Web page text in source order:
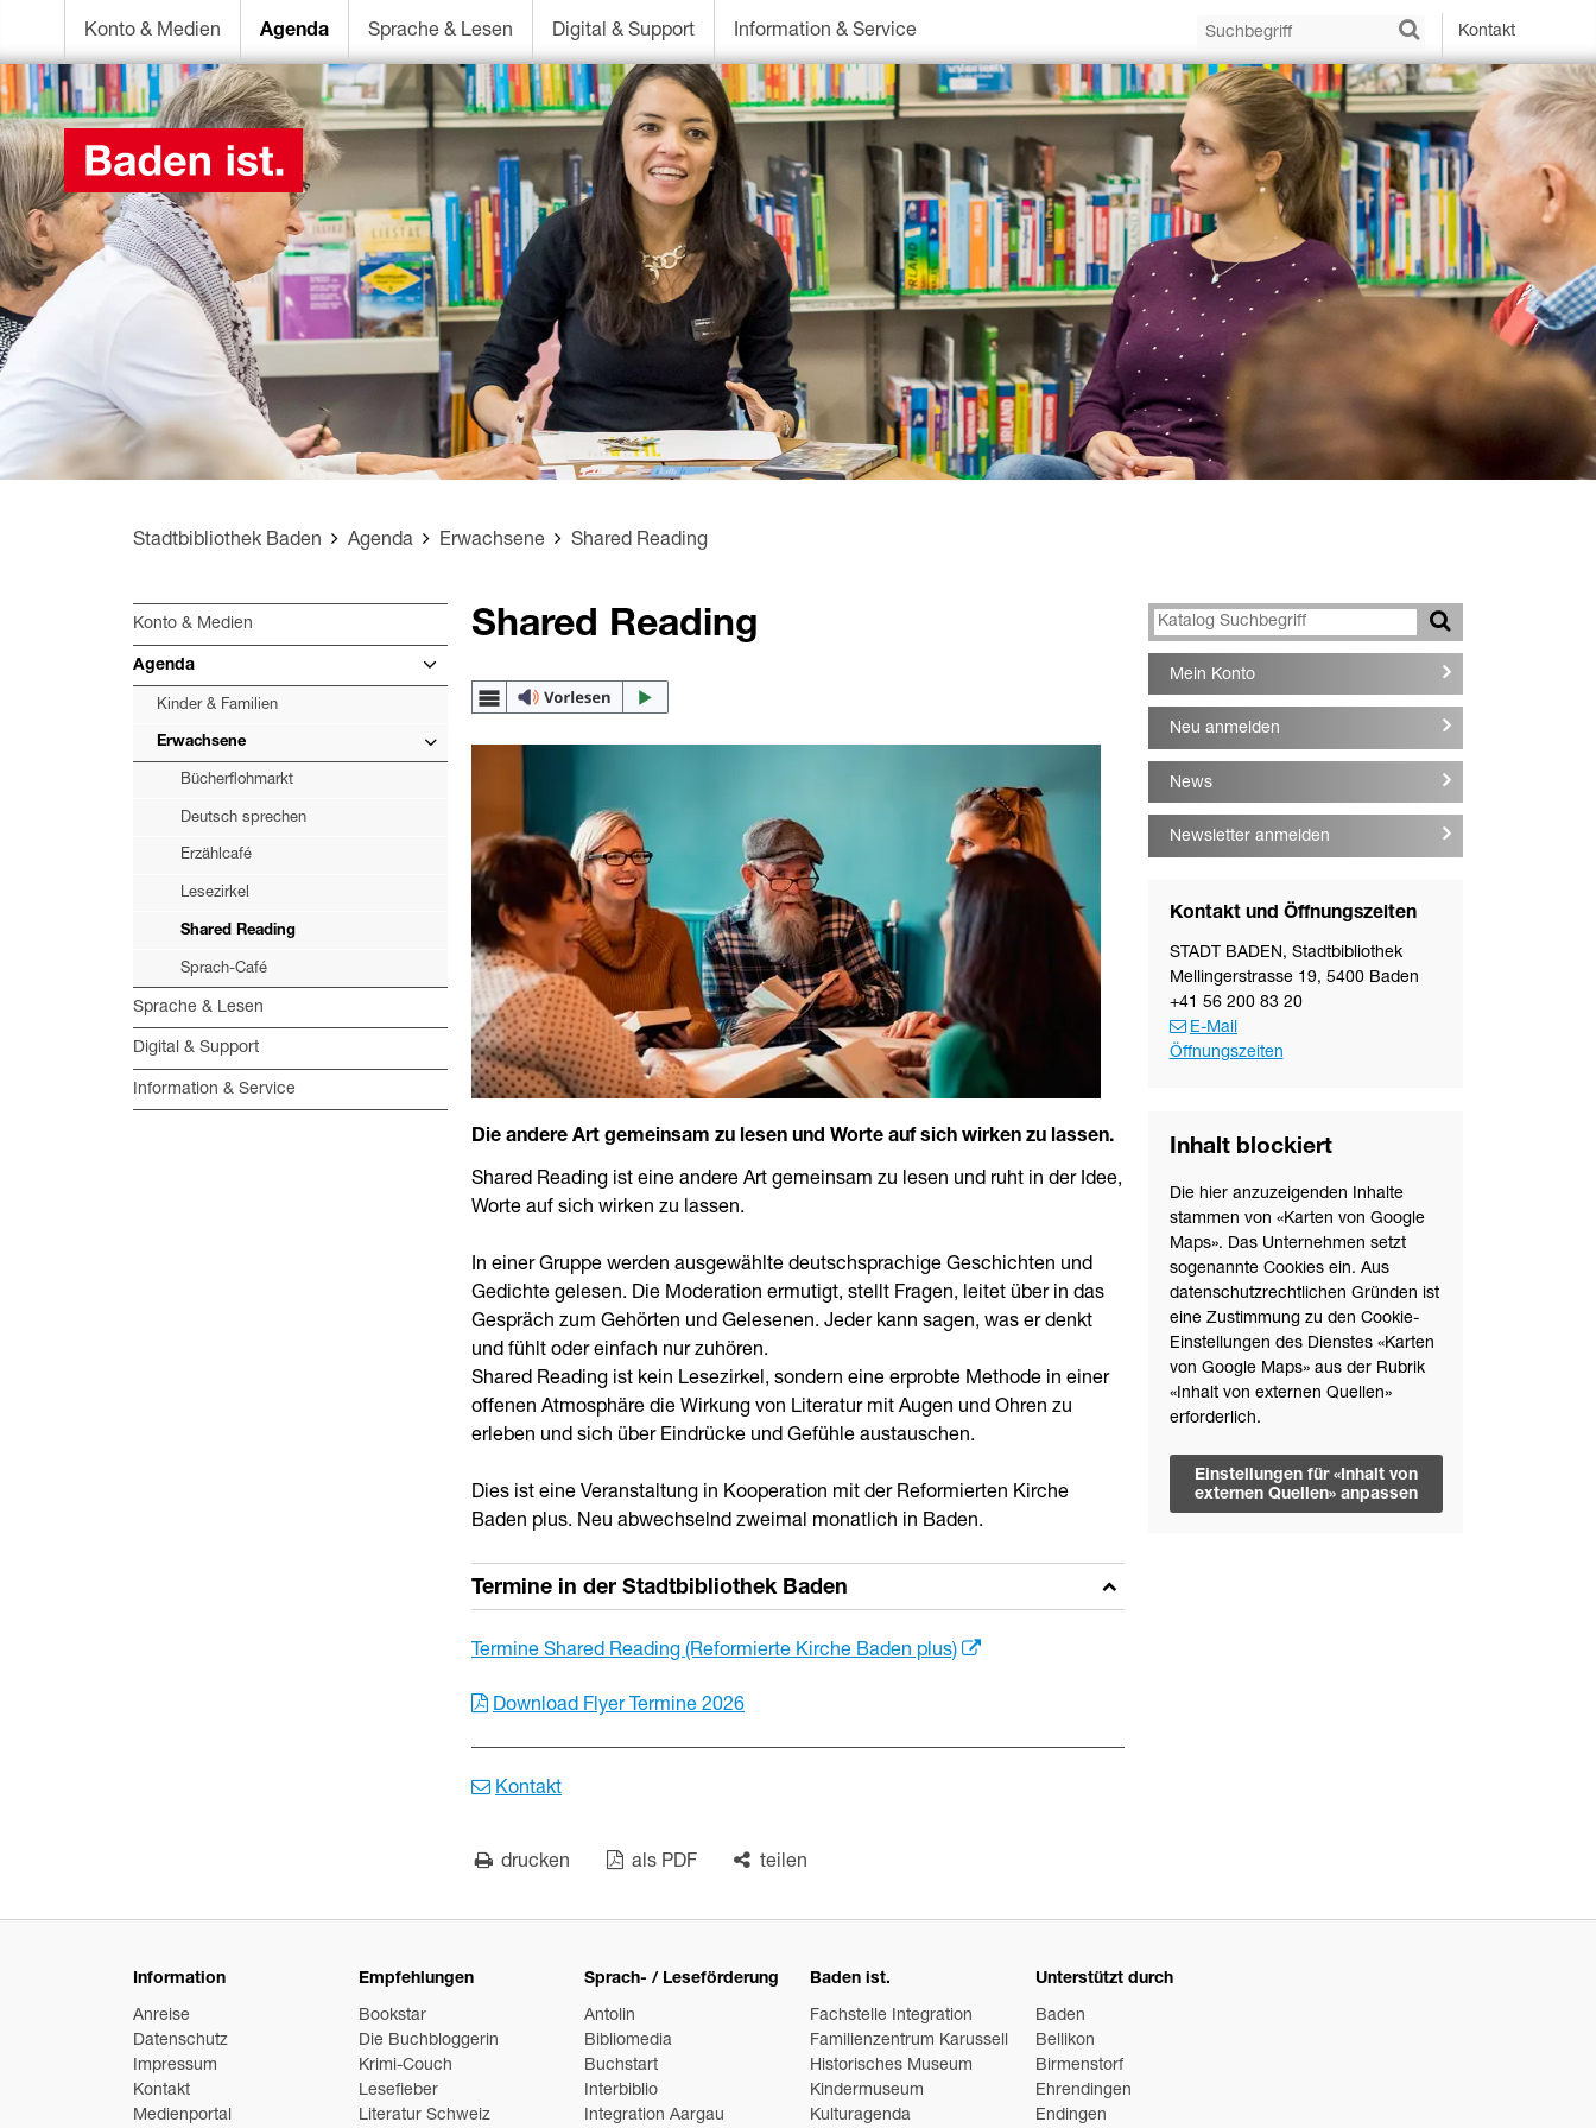
Konto & Medien Agenda Sprache & Lesen Digital & Support Information & Service Kontakt
Stadtbibliothek Baden Agenda Erwachsene Shared Reading
Konto & Medien
Agenda
Kinder & Familien
Erwachsene
Bücherflohmarkt
Deutsch sprechen
Erzählcafé
Lesezirkel
Shared Reading
Sprach-Café
Sprache & Lesen
Digital & Support
Information & Service
Shared Reading
Die andere Art gemeinsam zu lesen und Worte auf sich wirken zu lassen.
Shared Reading ist eine andere Art gemeinsam zu lesen und ruht in der Idee,
Worte auf sich wirken zu lassen.
In einer Gruppe werden ausgewählte deutschsprachige Geschichten und
Gedichte gelesen. Die Moderation ermutigt, stellt Fragen, leitet über in das
Gespräch zum Gehörten und Gelesenen. Jeder kann sagen, was er denkt
und fühlt oder einfach nur zuhören.
Shared Reading ist kein Lesezirkel, sondern eine erprobte Methode in einer
offenen Atmosphäre die Wirkung von Literatur mit Augen und Ohren zu
erleben und sich über Eindrücke und Gefühle austauschen.
Dies ist eine Veranstaltung in Kooperation mit der Reformierten Kirche
Baden plus. Neu abwechselnd zweimal monatlich in Baden.
Termine in der Stadtbibliothek Baden
Termine Shared Reading (Reformierte Kirche Baden plus)
Download Flyer Termine 2026
Kontakt
drucken als PDF teilen
Mein Konto
Neu anmelden
News
Newsletter anmelden
Kontakt und Öffnungszeiten
STADT BADEN, Stadtbibliothek
Mellingerstrasse 19, 5400 Baden
+41 56 200 83 20
E-Mail
Öffnungszeiten
Inhalt blockiert
Die hier anzuzeigenden Inhalte
stammen von «Karten von Google
Maps». Das Unternehmen setzt
sogenannte Cookies ein. Aus
datenschutzrechtlichen Gründen ist
eine Zustimmung zu den Cookie-
Einstellungen des Dienstes «Karten
von Google Maps» aus der Rubrik
«Inhalt von externen Quellen»
erforderlich.
Einstellungen für «Inhalt von
externen Quellen» anpassen
Information
Anreise
Datenschutz
Impressum
Kontakt
Medienportal
Empfehlungen
Bookstar
Die Buchbloggerin
Krimi-Couch
Lesefieber
Literatur Schweiz
Sprach- / Leseförderung
Antolin
Bibliomedia
Buchstart
Interbiblio
Integration Aargau
Baden ist.
Fachstelle Integration
Familienzentrum Karussell
Historisches Museum
Kindermuseum
Kulturagenda
Unterstützt durch
Baden
Bellikon
Birmenstorf
Ehrendingen
Endingen